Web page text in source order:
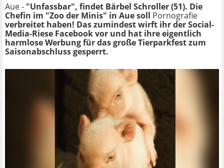
Aue - "Unfassbar", findet Bärbel Schroller (51). Die
Chefin im "Zoo der Minis" in Aue soll Pornografie
verbreitet haben! Das zumindest wirft ihr der Social-
Media-Riese Facebook vor und hat ihre eigentlich
harmlose Werbung für das große Tierparkfest zum
Saisonabschluss gesperrt.